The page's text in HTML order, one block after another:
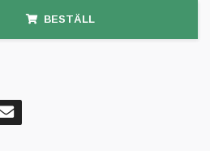
BESTÄLL